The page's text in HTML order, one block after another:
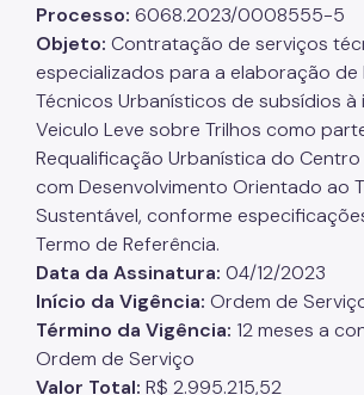
Processo: 6068.2023/0008555-5
Objeto: Contratação de serviços
especializados para a elaboração de
Técnicos Urbanísticos de subsídios
Veiculo Leve sobre Trilhos como
Requalificação Urbanística do Centro
com Desenvolvimento Orientado ao
Sustentável, conforme
Termo de Referência.
Data da Assinatura: 04/12/2023
Início da Vigência: Ordem de
Término da Vigência: 12 meses a
Ordem de Serviço
Valor Total: R$ 2.995.215,52